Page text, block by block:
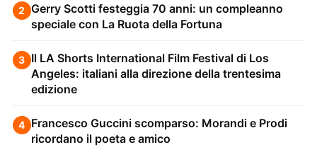
2 Gerry Scotti festeggia 70 anni: un compleanno
speciale con La Ruota della Fortuna
3 Il LA Shorts International Film Festival di Los
Angeles: italiani alla direzione della trentesima
edizione
4 Francesco Guccini scomparso: Morandi e Prodi
ricordano il poeta e amico